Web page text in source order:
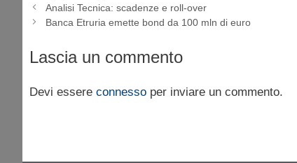
Analisi Tecnica: scadenze e roll-over
Banca Etruria emette bond da 100 mln di euro
Lascia un commento
Devi essere connesso per inviare un commento.